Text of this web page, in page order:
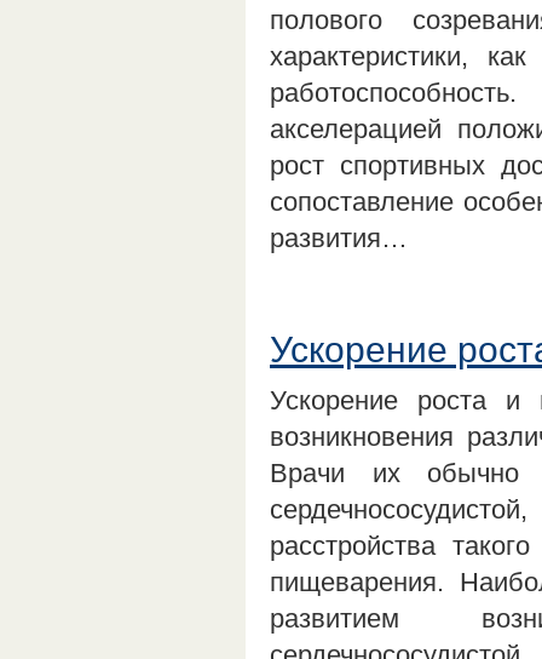
полового
характеристики,
акселерацией
рост спортивных
сопоставление
развития…
Ускорение
Ускорение роста и
возникновения
Врачи их обычно
расстройства
пищеварения.
развитием